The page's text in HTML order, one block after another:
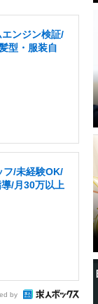
エンジン検証/
型・服装自
フ/未経験OK/
/月30万以上
by